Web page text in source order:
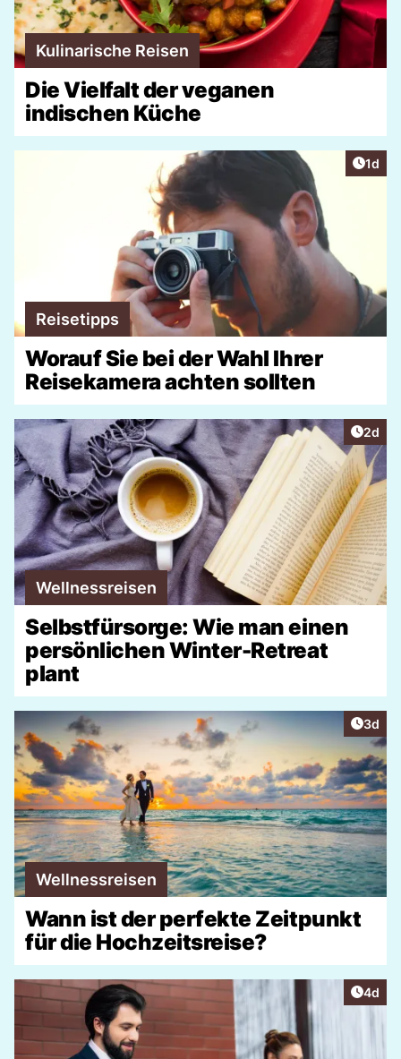
Kulinarische Reisen
Die Vielfalt der veganen
indischen Küche
1d
Reisetipps
Worauf Sie bei der Wahl Ihrer
Reisekamera achten sollten
2d
Wellnessreisen
Selbstfürsorge: Wie man einen
persönlichen Winter-Retreat
plant
3d
Wellnessreisen
Wann ist der perfekte Zeitpunkt
für die Hochzeitsreise?
4d